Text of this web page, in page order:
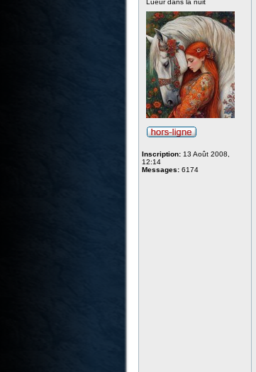
Lueur dans la nuit
Inscription:13 Août 2008,
12:14
Messages:6174